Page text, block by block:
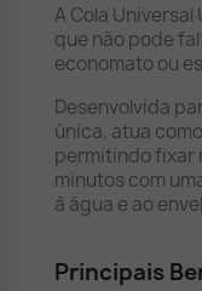
A Cola Universal
que não pode
economato ou
Desenvolvida
única, atua
permitindo fixar
minutos com
à água e ao
Principais